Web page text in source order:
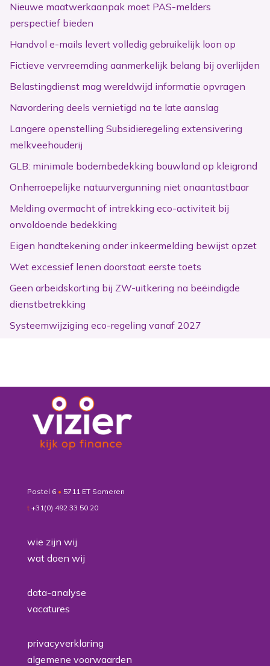
Nieuwe maatwerkaanpak moet PAS-melders
perspectief bieden
Handvol e-mails levert volledig gebruikelijk loon op
Fictieve vervreemding aanmerkelijk belang bij overlijden
Belastingdienst mag wereldwijd informatie opvragen
Navordering deels vernietigd na te late aanslag
Langere openstelling Subsidieregeling extensivering
melkveehouderij
GLB: minimale bodembedekking bouwland op kleigrond
Onherroepelijke natuurvergunning niet onaantastbaar
Melding overmacht of intrekking eco-activiteit bij
onvoldoende bedekking
Eigen handtekening onder inkeermelding bewijst opzet
Wet excessief lenen doorstaat eerste toets
Geen arbeidskorting bij ZW-uitkering na beëindigde
dienstbetrekking
Systeemwijziging eco-regeling vanaf 2027
Postel 6 • 5711 ET Someren
t +31(0) 492 33 50 20
wie zijn wij
wat doen wij
data-analyse
vacatures
privacyverklaring
algemene voorwaarden